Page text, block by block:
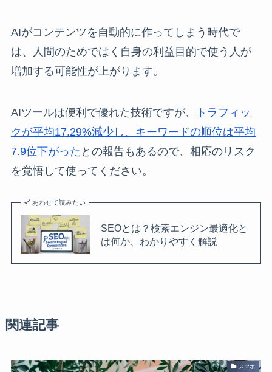
AIがコンテンツを自動的に作ってしまう時代で
は、人間のためではく自身の利益目的で使う人が
増加する可能性が上がります。
AIツールは便利で優れた技術ですが、
トラフィッ
クが平均17.29%減少し、キーワードの順位は平均
7.9位下がった との報告もあるので、相応のリスク
を覚悟して使ってください。
あわせて読みたい
SEOとは？検索エンジン最適化と
は何か、わかりやすく解説
関連記事
スマホ